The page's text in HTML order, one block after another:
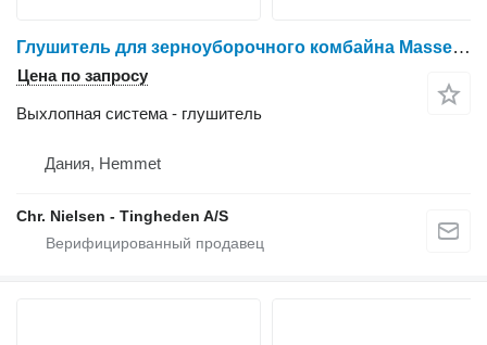
Глушитель для зерноуборочного комбайна Massey Ferguson 7256
Цена по запросу
Выхлопная система - глушитель
Дания, Hemmet
Chr. Nielsen - Tingheden A/S